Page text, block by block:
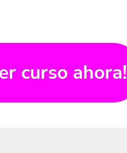
curso ahora!